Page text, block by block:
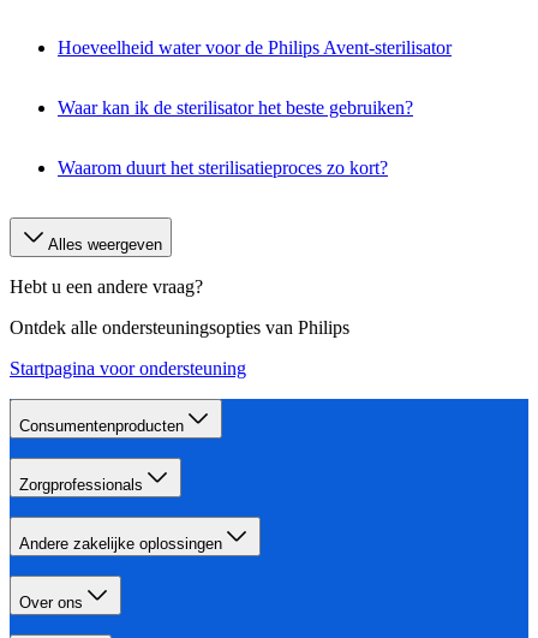
Hoeveelheid water voor de Philips Avent-sterilisator
Waar kan ik de sterilisator het beste gebruiken?
Waarom duurt het sterilisatieproces zo kort?
Alles weergeven
Hebt u een andere vraag?
Ontdek alle ondersteuningsopties van Philips
Startpagina voor ondersteuning
Consumentenproducten
Zorgprofessionals
Andere zakelijke oplossingen
Over ons